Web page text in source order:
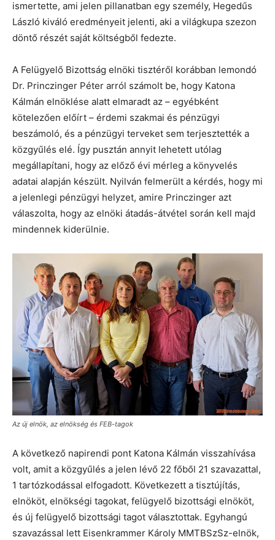
ismertette, ami jelen pillanatban egy személy, Hegedűs
László kiváló eredményeit jelenti, aki a világkupa szezon
döntő részét saját költségből fedezte.
A Felügyelő Bizottság elnöki tisztéről korábban lemondó
Dr. Princzinger Péter arról számolt be, hogy Katona
Kálmán elnöklése alatt elmaradt az – egyébként
kötelezően előírt – érdemi szakmai és pénzügyi
beszámoló, és a pénzügyi terveket sem terjesztették a
közgyűlés elé. Így pusztán annyit lehetett utólag
megállapítani, hogy az előző évi mérleg a könyvelés
adatai alapján készült. Nyilván felmerült a kérdés, hogy mi
a jelenlegi pénzügyi helyzet, amire Princzinger azt
válaszolta, hogy az elnöki átadás-átvétel során kell majd
mindennek kiderülnie.
Az új elnök, az elnökség és FEB-tagok
A következő napirendi pont Katona Kálmán visszahívása
volt, amit a közgyűlés a jelen lévő 22 főből 21 szavazattal,
1 tartózkodással elfogadott. Következett a tisztújítás,
elnököt, elnökségi tagokat, felügyelő bizottsági elnököt,
és új felügyelő bizottsági tagot választottak. Egyhangú
szavazással lett Eisenkrammer Károly MMTBSzSz-elnök,